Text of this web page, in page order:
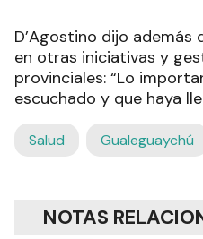
D’Agostino dijo
en otras iniciativas y
provinciales: “Lo
escuchado y que haya
Salud Gualeguaychú
NOTAS